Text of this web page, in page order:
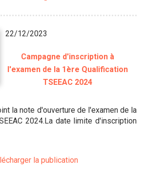
22/12/2023
Campagne d'inscription à
l'examen de la 1ère Qualification
TSEEAC 2024
la note d'ouverture de l'examen de la
2024.La date limite d'inscription
la publication